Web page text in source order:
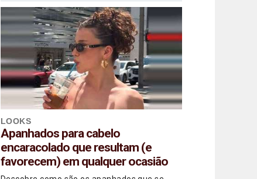
LOOKS
Apanhados para cabelo
encaracolado que resultam (e
favorecem) em qualquer ocasião